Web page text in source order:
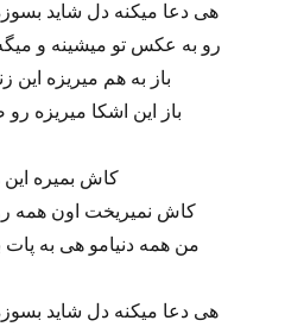
هی دعا میکنه دل شاید
رو به عکس تو میشینه و میگه
باز به هم میریزه این
باز این اشکا میریزه
کاش بمیره این
کاش نمیریخت اون همه
من همه دنیامو هی به پات
هی دعا میکنه دل شاید